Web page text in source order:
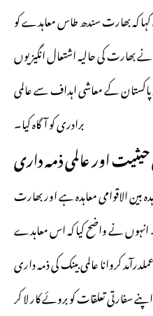
کہ بھارت سندھ طاس معاہدے کو
بھارت کی حالیہ اشتعال انگیزیوں
پاکستان کے معاشی اہداف سے عالمی
برادری کو آگاہ کیا۔
اور عالمی ذمہ داری
الاقوامی معاہدہ ہے اور بھارت
انہوں نے واضح کیا کہ اس معاہدے
کروانا عالمی بینک کی ذمہ داری
سفارتی تعلقات کو بروئے کار لا کر